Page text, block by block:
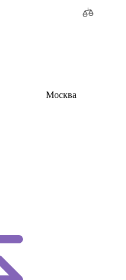
Москва